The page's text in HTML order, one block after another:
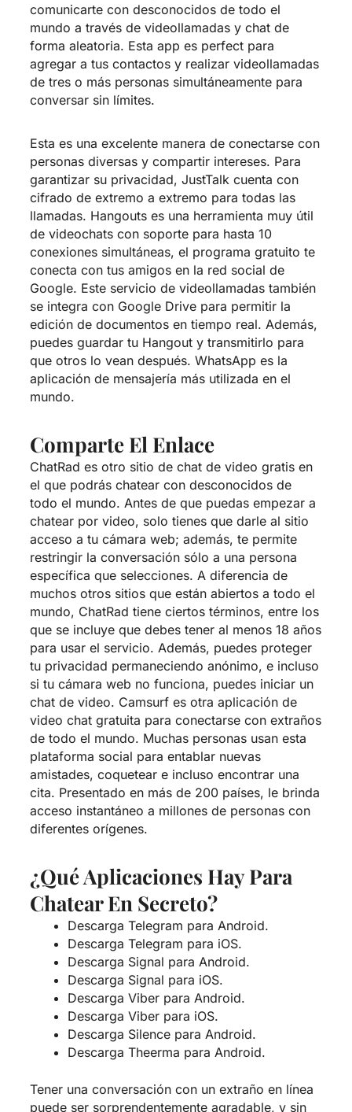
comunicarte con desconocidos de todo el
mundo a través de videollamadas y chat de
forma aleatoria. Esta app es perfect para
agregar a tus contactos y realizar videollamadas
de tres o más personas simultáneamente para
conversar sin límites.
Esta es una excelente manera de conectarse con
personas diversas y compartir intereses. Para
garantizar su privacidad, JustTalk cuenta con
cifrado de extremo a extremo para todas las
llamadas. Hangouts es una herramienta muy útil
de videochats con soporte para hasta 10
conexiones simultáneas, el programa gratuito te
conecta con tus amigos en la red social de
Google. Este servicio de videollamadas también
se integra con Google Drive para permitir la
edición de documentos en tiempo real. Además,
puedes guardar tu Hangout y transmitirlo para
que otros lo vean después. WhatsApp es la
aplicación de mensajería más utilizada en el
mundo.
Comparte El Enlace
ChatRad es otro sitio de chat de video gratis en
el que podrás chatear con desconocidos de
todo el mundo. Antes de que puedas empezar a
chatear por video, solo tienes que darle al sitio
acceso a tu cámara web; además, te permite
restringir la conversación sólo a una persona
específica que selecciones. A diferencia de
muchos otros sitios que están abiertos a todo el
mundo, ChatRad tiene ciertos términos, entre los
que se incluye que debes tener al menos 18 años
para usar el servicio. Además, puedes proteger
tu privacidad permaneciendo anónimo, e incluso
si tu cámara web no funciona, puedes iniciar un
chat de video. Camsurf es otra aplicación de
video chat gratuita para conectarse con extraños
de todo el mundo. Muchas personas usan esta
plataforma social para entablar nuevas
amistades, coquetear e incluso encontrar una
cita. Presentado en más de 200 países, le brinda
acceso instantáneo a millones de personas con
diferentes orígenes.
¿Qué Aplicaciones Hay Para
Chatear En Secreto?
Descarga Telegram para Android.
Descarga Telegram para iOS.
Descarga Signal para Android.
Descarga Signal para iOS.
Descarga Viber para Android.
Descarga Viber para iOS.
Descarga Silence para Android.
Descarga Theerma para Android.
Tener una conversación con un extraño en línea
puede ser sorprendentemente agradable, y sin